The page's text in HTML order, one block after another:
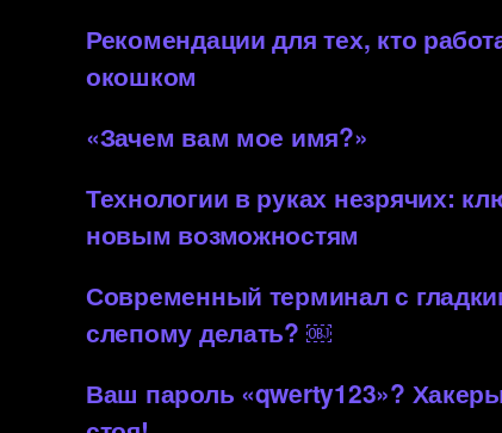
Рекомендации для тех, кто
окошком
«Зачем вам мое имя?»
Технологии в руках незрячих:
новым возможностям
Современный терминал с
слепому делать? ￼
Ваш пароль «qwerty123»?